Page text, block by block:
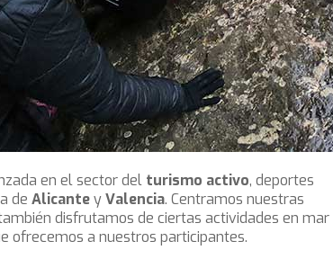
en el sector del turismo activo, deportes
de AlicanteyValencia. Centramos nuestras
disfrutamos de ciertas actividades en mar
ofrecemos a nuestros participantes.